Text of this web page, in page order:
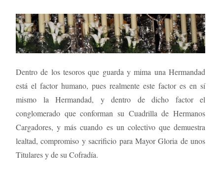
Dentro de los tesoros que guarda y mima una Hermandad
está el factor humano, pues realmente este factor es en sí
mismo la Hermandad, y dentro de dicho factor el
conglomerado que conforman su Cuadrilla de Hermanos
Cargadores, y más cuando es un colectivo que demuestra
lealtad, compromiso y sacrificio para Mayor Gloria de unos
Titulares y de su Cofradía.